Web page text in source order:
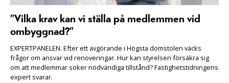
”Vilka krav kan vi ställa på medlemmen vid
ombyggnad?”
EXPERTPANELEN. Efter ett avgörande i Högsta domstolen väcks
frågor om ansvar vid renoveringar. Hur kan styrelsen försäkra sig
om att medlemmar söker nödvändiga tillstånd? Fastighetstidningens
expert svarar.